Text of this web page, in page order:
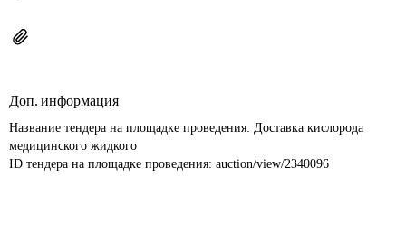
Доп. информация
Название тендера на площадке проведения: Доставка кислорода
медицинского жидкого
ID тендера на площадке проведения: auction/view/2340096